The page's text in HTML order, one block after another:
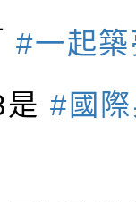
#一起
是#國